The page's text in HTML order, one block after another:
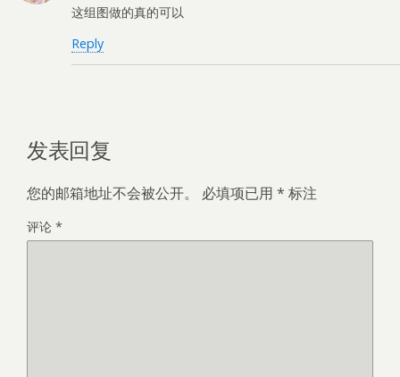
这组图做的真的可以
Reply
发表回复
您的邮箱地址不会被公开。 必填项已用 * 标注
评论 *